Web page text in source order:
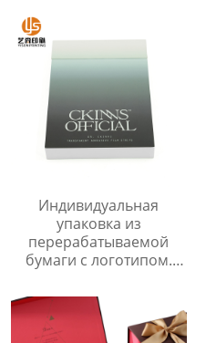
Индивидуальная
упаковка из
перерабатываемой
бумаги с логотипом.
упаковочная коробка
для бизнеса.